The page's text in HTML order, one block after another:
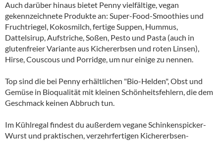
Auch darüber hinaus bietet Penny vielfältige, vegan
gekennzeichnete Produkte an: Super-Food-Smoothies und
Fruchtriegel, Kokosmilch, fertige Suppen, Hummus,
Dattelsirup, Aufstriche, Soßen, Pesto und Pasta (auch in
glutenfreier Variante aus Kichererbsen und roten Linsen),
Hirse, Couscous und Porridge, um nur einige zu nennen.
Top sind die bei Penny erhältlichen "Bio-Helden", Obst und
Gemüse in Bioqualität mit kleinen Schönheitsfehlern, die dem
Geschmack keinen Abbruch tun.
Im Kühlregal findest du außerdem vegane Schinkenspicker-
Wurst und praktischen, verzehrfertigen Kichererbsen-